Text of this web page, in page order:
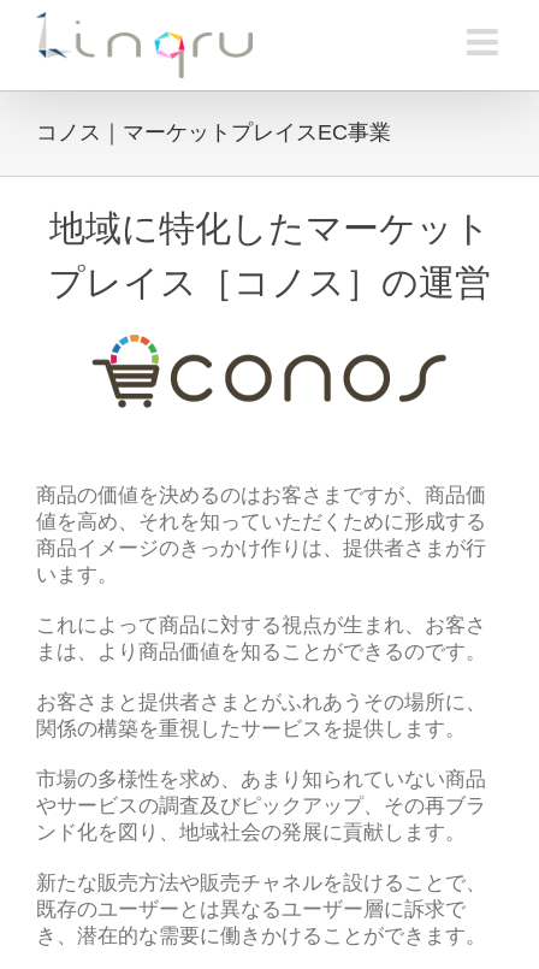
Skip
content
コノス｜マーケットプレイスEC事業
地域に特化したマーケット
プレイス［コノス］の運営
商品の価値を決めるのはお客さまですが、商品価
値を高め、それを知っていただくために形成する
商品イメージのきっかけ作りは、提供者さまが行
います。
これによって商品に対する視点が生まれ、お客さ
まは、より商品価値を知ることができるのです。
お客さまと提供者さまとがふれあうその場所に、
関係の構築を重視したサービスを提供します。
市場の多様性を求め、あまり知られていない商品
やサービスの調査及びピックアップ、その再ブラ
ンド化を図り、地域社会の発展に貢献します。
新たな販売方法や販売チャネルを設けることで、
既存のユーザーとは異なるユーザー層に訴求で
き、潜在的な需要に働きかけることができます。